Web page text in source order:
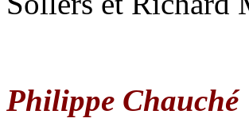
Philippe Chauché